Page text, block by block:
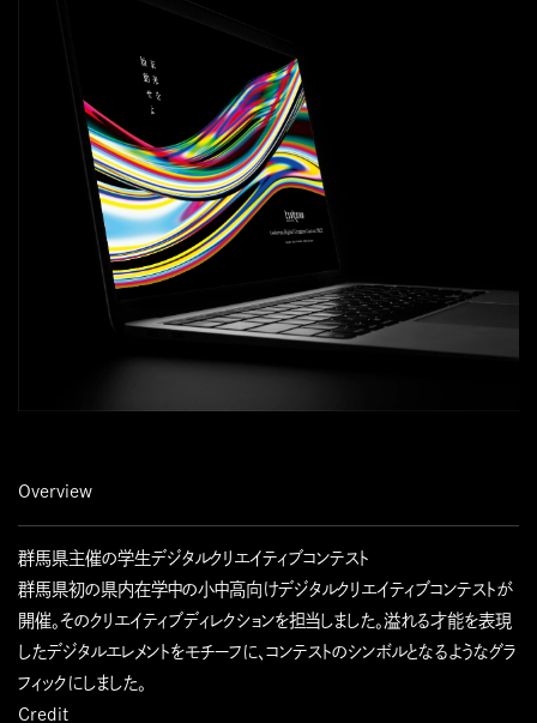
Overview
群馬県主催の学生デジタルクリエイティブコンテスト
群馬県初の県内在学中の小中高向けデジタルクリエイティブコンテストが
開催。そのクリエイティブディレクションを担当しました。溢れる才能を表現
したデジタルエレメントをモチーフに、コンテストのシンボルとなるようなグラ
フィックにしました。
Credit